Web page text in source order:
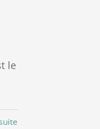
le